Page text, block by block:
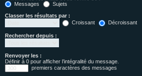
Messages
Sujets
Classer les résultats par :
Croissant
Décroissant
Rechercher depuis :
Renvoyer les :
Définir à 0 pour afficher l’intégralité du message.
premiers caractères des messages